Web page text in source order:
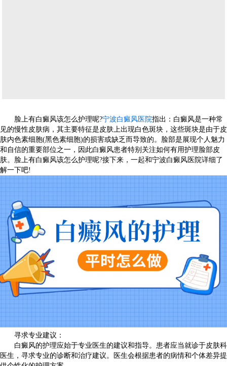
脸上有白癜风该怎么护理呢?宁波白癜风医院指出：白癜风是一种常
见的慢性皮肤病，其主要特征是皮肤上出现白色斑块，这些斑块是由于皮
肤内色素细胞(黑色素细胞)的损害或缺乏而导致的。脸部是展现个人魅力
和自信的重要部位之一，因此白癜风患者特别关注如何有用护理脸部皮
肤。脸上有白癜风该怎么护理呢?接下来，一起和宁波白癜风医院详细了
解一下吧!
寻求专业建议：
白癜风的护理应始于专业医生的建议和指导。患者应当就诊于皮肤科
医生，寻求专业的诊断和治疗建议。医生会根据患者的病情和个体差异提